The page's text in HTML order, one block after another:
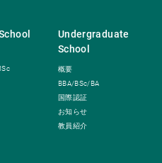
Undergraduate
School
概要
BBA/BSc/BA
国際認証
お知らせ
教員紹介